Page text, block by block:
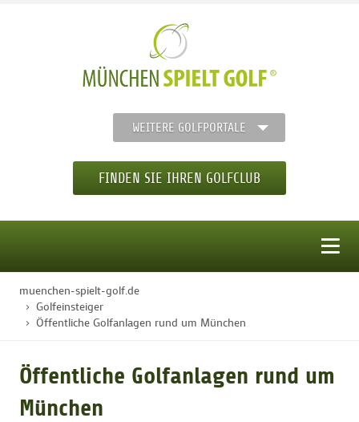
WEITERE GOLFPORTALE
FINDEN SIE IHREN GOLFCLUB
STARTSEITE
GOLFTURNIERE
muenchen-spielt-golf.de
Golfeinsteiger
Öffentliche Golfanlagen rund um München
Öffentliche Golfanlagen rund um
München